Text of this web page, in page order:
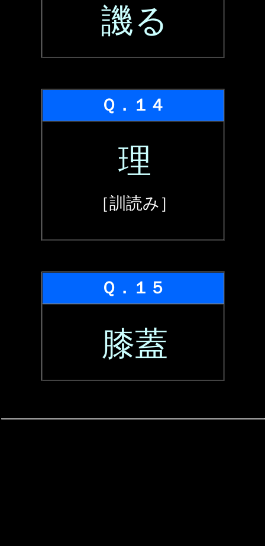
譏る
Ｑ．１４
理
［訓読み］
Ｑ．１５
膝蓋